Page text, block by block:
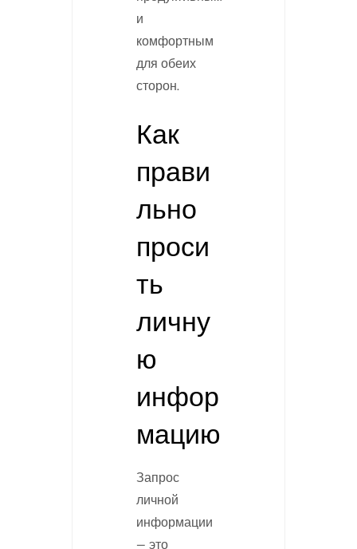
и
комфортным
для обеих
сторон.
Как
прави
льно
проси
ть
личну
ю
инфор
мацию
Запрос
личной
информации
— это